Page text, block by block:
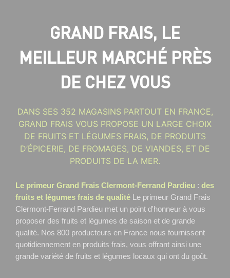
GRAND FRAIS, LE
MEILLEUR MARCHÉ PRÈS
DE CHEZ VOUS
DANS SES 352 MAGASINS PARTOUT EN FRANCE,
GRAND FRAIS VOUS PROPOSE UN LARGE CHOIX
DE FRUITS ET LÉGUMES FRAIS, DE PRODUITS
D’ÉPICERIE, DE FROMAGES, DE VIANDES, ET DE
PRODUITS DE LA MER.
Le primeur Grand Frais Clermont-Ferrand Pardieu : des
fruits et légumes frais de qualité Le primeur Grand Frais
Clermont-Ferrand Pardieu met un point d'honneur à vous
proposer des fruits et légumes de saison et de grande
qualité. Nos 800 producteurs en France nous fournissent
quotidiennement en produits frais, vous offrant ainsi une
grande variété de fruits et légumes locaux qui ont du goût.